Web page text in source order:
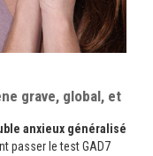
grave, global, et
anxieux généralisé
passer le test GAD7